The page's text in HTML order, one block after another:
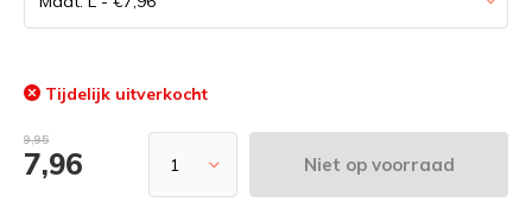
Tijdelijk uitverkocht
9,95
7,96 Niet op voorraad